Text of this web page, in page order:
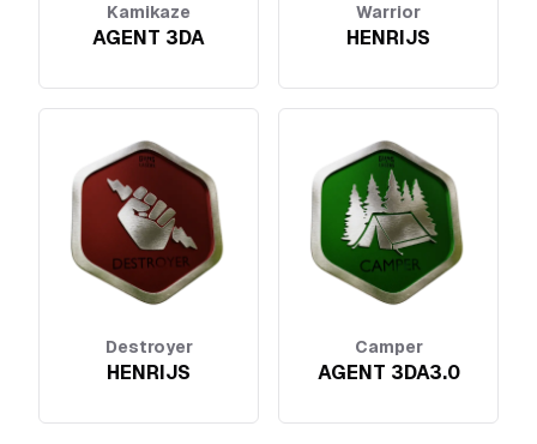
Kamikaze
AGENT 3DA
Warrior
HENRIJS
Destroyer
HENRIJS
Camper
AGENT 3DA3.0